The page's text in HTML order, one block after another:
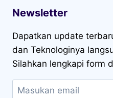
Newsletter
Dapatkan update
dan Teknologinya
Silahkan lengkapi form